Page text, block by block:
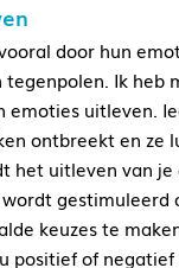
door hun
Ik heb
emoties uitleven.
ontbreekt en ze
het uitleven van je
gestimuleerd
keuzes te
positief of